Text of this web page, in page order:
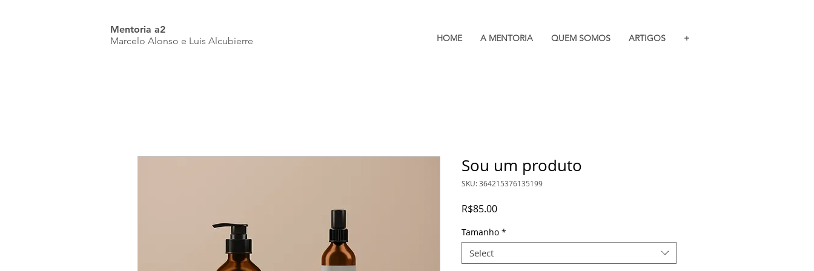
Mentoria a2
Marcelo Alonso e Luis Alcubierre
HOME A MENTORIA QUEM SOMOS ARTIGOS +
Sou um produto
SKU: 364215376135199
R$85.00Price
Tamanho *
Select